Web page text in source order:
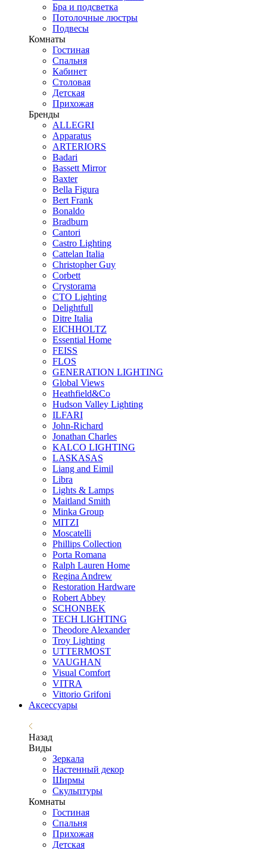
Бра и подсветка
Потолочные люстры
Подвесы
Комнаты
Гостиная
Спальня
Кабинет
Столовая
Детская
Прихожая
Бренды
ALLEGRI
Apparatus
ARTERIORS
Badari
Bassett Mirror
Baxter
Bella Figura
Bert Frank
Bonaldo
Bradburn
Cantori
Castro Lighting
Cattelan Italia
Christopher Guy
Corbett
Crystorama
CTO Lighting
Delightfull
Ditre Italia
EICHHOLTZ
Essential Home
FEISS
FLOS
GENERATION LIGHTING
Global Views
Heathfield&Co
Hudson Valley Lighting
ILFARI
John-Richard
Jonathan Charles
KALCO LIGHTING
LASKASAS
Liang and Eimil
Libra
Lights & Lamps
Maitland Smith
Minka Group
MITZI
Moscatelli
Phillips Collection
Porta Romana
Ralph Lauren Home
Regina Andrew
Restoration Hardware
Robert Abbey
SCHONBEK
TECH LIGHTING
Theodore Alexander
Troy Lighting
UTTERMOST
VAUGHAN
Visual Comfort
VITRA
Vittorio Grifoni
Аксессуары
Назад
Виды
Зеркала
Настенный декор
Ширмы
Скульптуры
Комнаты
Гостиная
Спальня
Прихожая
Детская